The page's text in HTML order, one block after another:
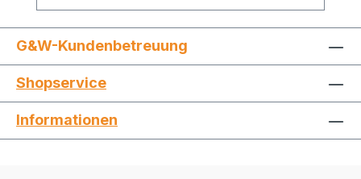
G&W-Kundenbetreuung
Shopservice
Informationen